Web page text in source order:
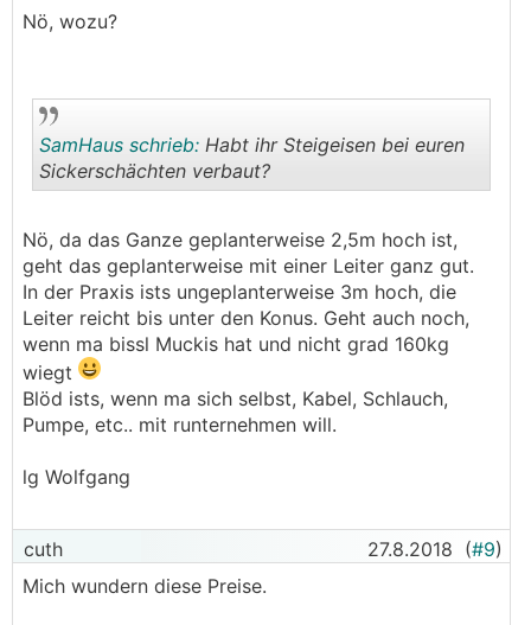
Nö, wozu?
..
SamHaus schrieb: Habt ihr Steigeisen bei euren
Sickerschächten verbaut?
Nö, da das Ganze geplanterweise 2,5m hoch ist,
geht das geplanterweise mit einer Leiter ganz gut.
In der Praxis ists ungeplanterweise 3m hoch, die
Leiter reicht bis unter den Konus. Geht auch noch,
wenn ma bissl Muckis hat und nicht grad 160kg
wiegt
Blöd ists, wenn ma sich selbst, Kabel, Schlauch,
Pumpe, etc.. mit runternehmen will.
lg Wolfgang
cuth 27.8.2018 (#9)
Mich wundern diese Preise.